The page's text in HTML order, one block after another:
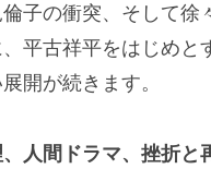
子の衝突、そして徐
平古祥平をはじめと
開が続きます。
人間ドラマ、挫折と